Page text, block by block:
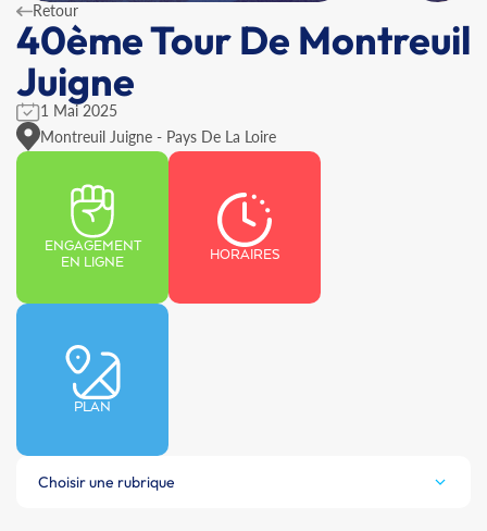
Retour
40ème Tour De Montreuil
Juigne
1 Mai 2025
Montreuil Juigne - Pays De La Loire
ENGAGEMENT
EN LIGNE
HORAIRES
PLAN
Choisir une rubrique